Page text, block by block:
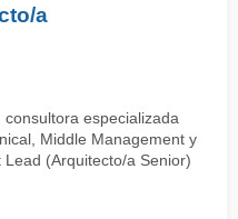
a
especializada
Middle Management y
(Arquitecto/a Senior)